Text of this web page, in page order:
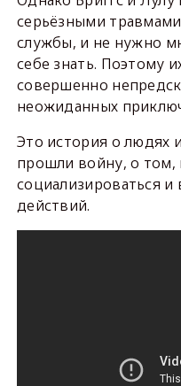
серьёзными
службы, и не нужно
себе знать. Поэтому
совершенно
неожиданных
Это история о людях
прошли войну, о том,
социализироваться
действий.